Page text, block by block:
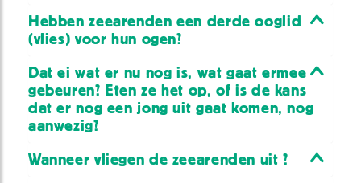
Hebben zeearenden een derde ooglid
(vlies) voor hun ogen?
Dat ei wat er nu nog is, wat gaat ermee
gebeuren? Eten ze het op, of is de kans
dat er nog een jong uit gaat komen, nog
aanwezig?
Wanneer vliegen de zeearenden uit ?